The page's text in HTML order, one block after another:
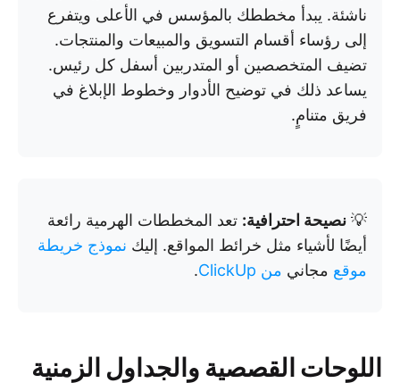
ناشئة. يبدأ مخططك بالمؤسس في الأعلى ويتفرع
إلى رؤساء أقسام التسويق والمبيعات والمنتجات.
تضيف المتخصصين أو المتدربين أسفل كل رئيس.
يساعد ذلك في توضيح الأدوار وخطوط الإبلاغ في
فريق متنامٍ.
💡 نصيحة احترافية: تعد المخططات الهرمية رائعة
أيضًا لأشياء مثل خرائط المواقع. إليك نموذج خريطة
موقع مجاني من ClickUp .
اللوحات القصصية والجداول الزمنية